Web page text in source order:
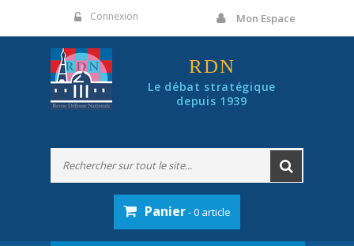
Connexion Mon Espace
RDN
Le débat stratégique
depuis 1939
Panier- 0 article